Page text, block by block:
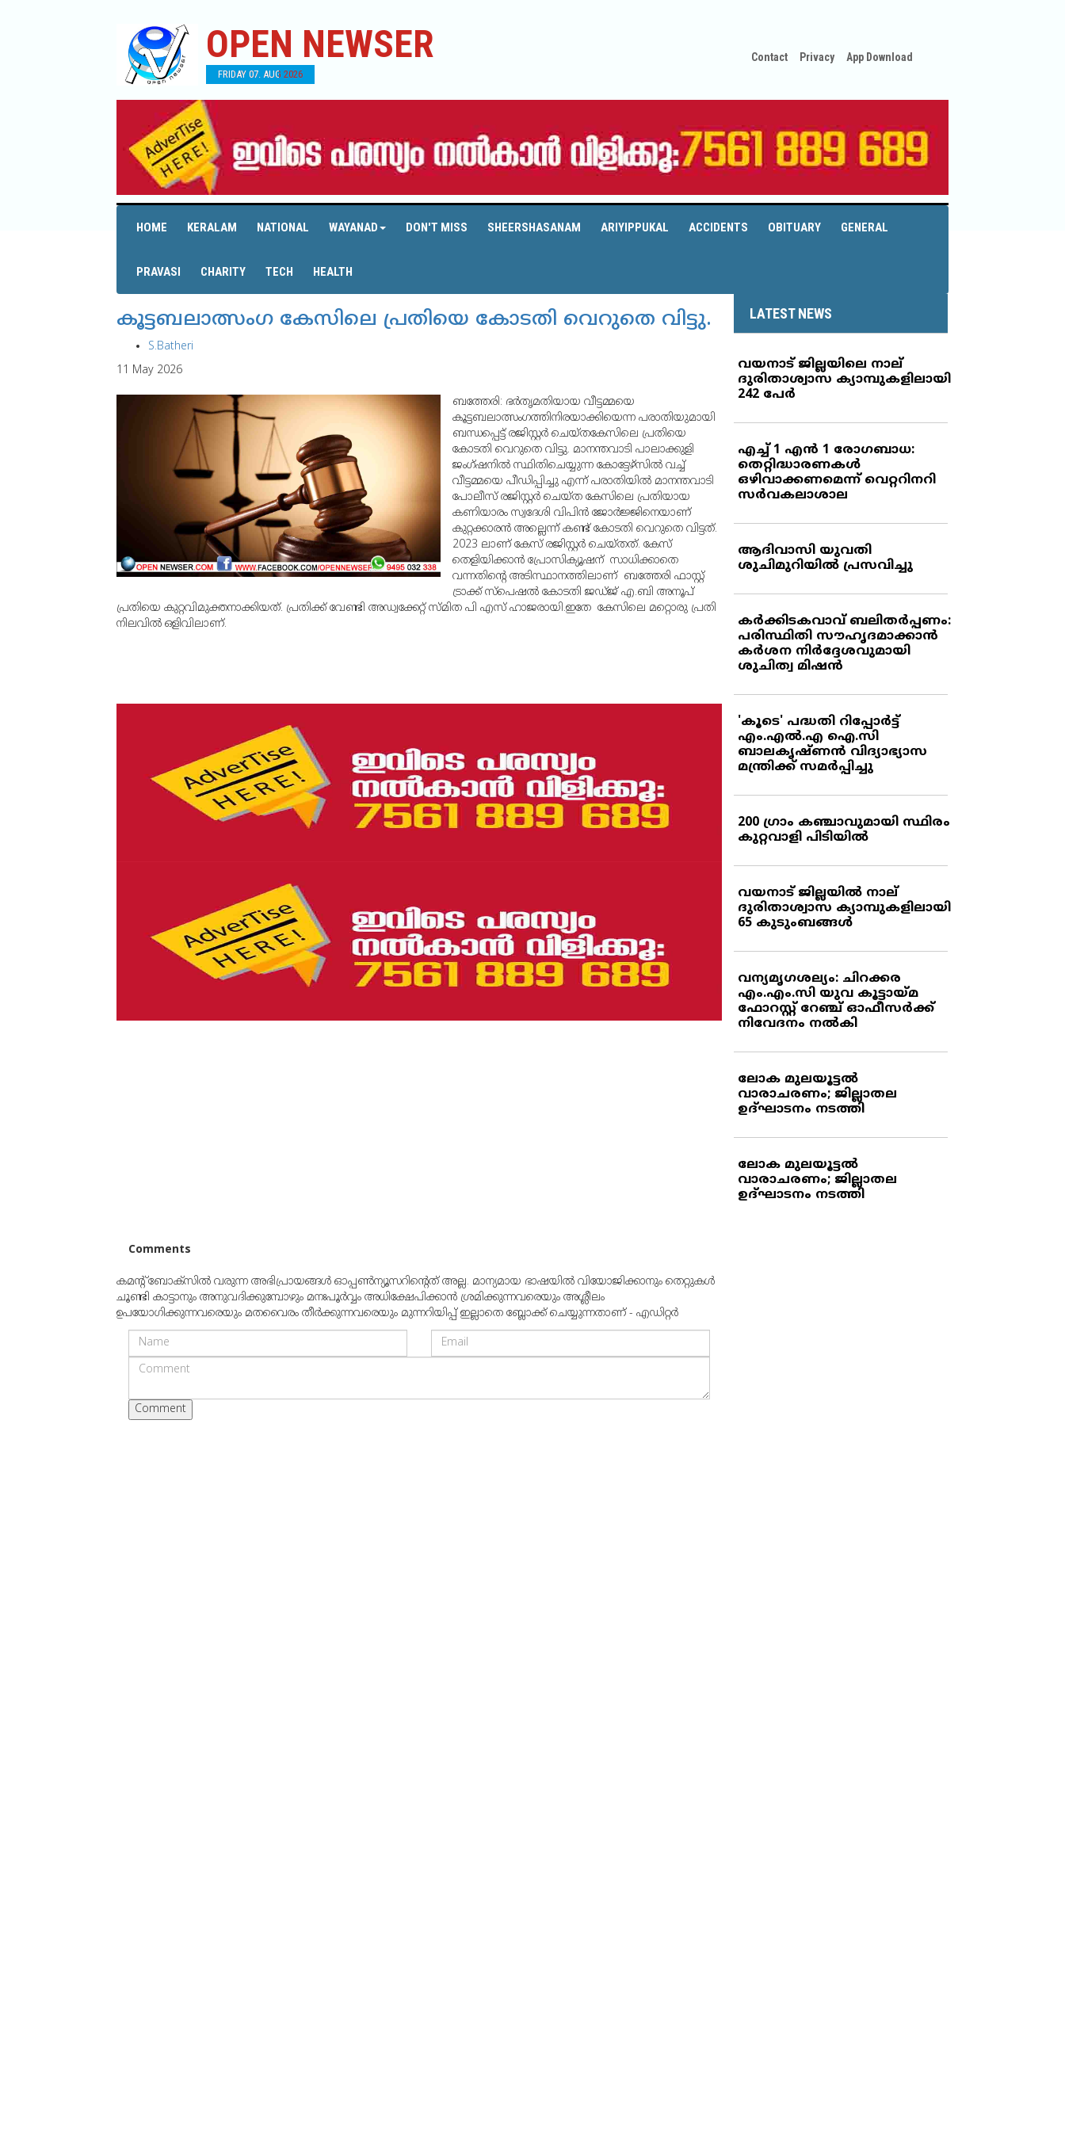
OPEN NEWSER
FRIDAY 07. AUG 2026
Contact Privacy App Download
HOME KERALAM NATIONAL WAYANAD DON'T MISS SHEERSHASANAM ARIYIPPUKAL ACCIDENTS OBITUARY GENERAL
PRAVASI CHARITY TECH HEALTH
കൂട്ടബലാത്സംഗ കേസിലെ പ്രതിയെ കോടതി വെറുതെ വിട്ടു.
S.Batheri
11 May 2026
ബത്തേരി: ഭര്‍തൃമതിയായ വീട്ടമ്മയെ
കൂട്ടബലാത്സംഗത്തിനിരയാക്കിയെന്ന പരാതിയുമായി
ബന്ധപ്പെട്ട് രജിസ്റ്റര്‍ ചെയ്തകേസിലെ പ്രതിയെ
കോടതി വെറുതെ വിട്ടു. മാനന്തവാടി പാലാക്കുളി
ജംഗ്ഷനില്‍ സ്ഥിതിചെയ്യുന്ന കോട്ടേഴ്‌സില്‍ വച്ച്
വീട്ടമ്മയെ പീഡിപ്പിച്ചു എന്ന് പരാതിയില്‍ മാനന്തവാടി
പോലീസ് രജിസ്റ്റര്‍ ചെയ്ത കേസിലെ പ്രതിയായ
കണിയാരം സ്വദേശി വിപിന്‍ ജോര്‍ജ്ജിനെയാണ്
കുറ്റക്കാരന്‍ അല്ലെന്ന് കണ്ട് കോടതി വെറുതെ വിട്ടത്.
2023 ലാണ് കേസ് രജിസ്റ്റര്‍ ചെയ്തത്. കേസ്
തെളിയിക്കാന്‍ പ്രോസിക്യൂഷന് സാധിക്കാതെ
വന്നതിന്റെ അടിസ്ഥാനത്തിലാണ് ബത്തേരി ഫാസ്റ്റ്
ട്രാക്ക് സ്‌പെഷല്‍ കോടതി ജഡ്ജ് എ.ബി അനൂപ്
പ്രതിയെ കുറ്റവിമുക്തനാക്കിയത്. പ്രതിക്ക് വേണ്ടി അഡ്വക്കേറ്റ് സ്മിത പി എസ് ഹാജരായി.ഇതേ കേസിലെ മറ്റൊരു പ്രതി
നിലവില്‍ ഒളിവിലാണ്.
Comments
കമന്റ് ബോക്‌സില്‍ വരുന്ന അഭിപ്രായങ്ങള്‍ ഓപ്പൺന്യൂസറിന്റെത് അല്ല. മാന്യമായ ഭാഷയില്‍ വിയോജിക്കാനും തെറ്റുകള്‍
ചൂണ്ടി കാട്ടാനും അനുവദിക്കുമ്പോഴും മനഃപൂര്‍വ്വം അധിക്ഷേപിക്കാന്‍ ശ്രമിക്കുന്നവരെയും അശ്ലീലം
ഉപയോഗിക്കുന്നവരെയും മതവൈരം തീര്‍ക്കുന്നവരെയും മുന്നറിയിപ്പ് ഇല്ലാതെ ബ്ലോക്ക് ചെയ്യുന്നതാണ് - എഡിറ്റര്‍
LATEST NEWS
വയനാട് ജില്ലയിലെ നാല്
ദുരിതാശ്വാസ ക്യാമ്പുകളിലായി
242 പേര്‍
എച്ച് 1 എന്‍ 1 രോഗബാധ:
തെറ്റിദ്ധാരണകള്‍
ഒഴിവാക്കണമെന്ന് വെറ്ററിനറി
സര്‍വകലാശാല
ആദിവാസി യുവതി
ശുചിമുറിയില്‍ പ്രസവിച്ചു
കര്‍ക്കിടകവാവ് ബലിതര്‍പ്പണം:
പരിസ്ഥിതി സൗഹൃദമാക്കാന്‍
കര്‍ശന നിര്‍ദ്ദേശവുമായി
ശുചിത്വ മിഷന്‍
'കൂടെ' പദ്ധതി റിപ്പോര്‍ട്ട്
എം.എല്‍.എ ഐ.സി
ബാലകൃഷ്ണന്‍ വിദ്യാഭ്യാസ
മന്ത്രിക്ക് സമര്‍പ്പിച്ചു
200 ഗ്രാം കഞ്ചാവുമായി സ്ഥിരം
കുറ്റവാളി പിടിയില്‍
വയനാട് ജില്ലയില്‍ നാല്
ദുരിതാശ്വാസ ക്യാമ്പുകളിലായി
65 കുടുംബങ്ങള്‍
വന്യമൃഗശല്യം: ചിറക്കര
എം.എം.സി യുവ കൂട്ടായ്മ
ഫോറസ്റ്റ് റേഞ്ച് ഓഫീസര്‍ക്ക്
നിവേദനം നല്‍കി
ലോക മുലയൂട്ടല്‍
വാരാചരണം; ജില്ലാതല
ഉദ്ഘാടനം നടത്തി
ലോക മുലയൂട്ടല്‍
വാരാചരണം; ജില്ലാതല
ഉദ്ഘാടനം നടത്തി